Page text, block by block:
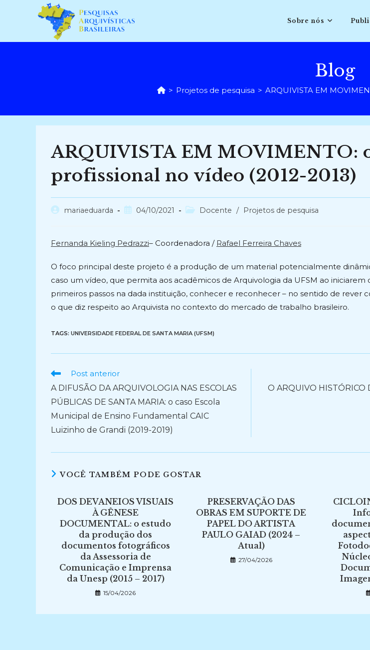
conteúdo
Sobre nós
Blog
> Projetos de pesquisa > ARQUIVISTA EM
ARQUIVISTA EM MOVIMENTO:
profissional no vídeo (2012-2013)
Autormariaeduarda
Post04/10/2021
Categoria
Docente / Projetos de pesquisa
Fernanda Kieling Pedrazzi– Coordenadora / Rafael Ferreira Chaves
O foco principal deste projeto é a produção de um material potencialmente
caso um vídeo, que permita aos acadêmicos de Arquivologia da UFSM ao iniciarem
primeiros passos na dada instituição, conhecer e reconhecer – no sentido de rever
o que diz respeito ao Arquivista no contexto do mercado de trabalho brasileiro.
TAGS: UNIVERSIDADE FEDERAL DE SANTA MARIA (UFSM)
Ler
artigos
Post anterior
A DIFUSÃO DA ARQUIVOLOGIA NAS ESCOLAS
PÚBLICAS DE SANTA MARIA: o caso Escola
Municipal de Ensino Fundamental CAIC
Luizinho de Grandi (2019-2019)
O ARQUIVO HISTÓRICO
VOCÊ TAMBÉM PODE GOSTAR
DOS DEVANEIOS VISUAIS
À GÊNESE
DOCUMENTAL: o estudo
da produção dos
documentos fotográficos
da Assessoria de
Comunicação e Imprensa
da Unesp (2015 – 2017)
15/04/2026
PRESERVAÇÃO DAS
OBRAS EM SUPORTE DE
PAPEL DO ARTISTA
PAULO GAIAD (2024 –
Atual)
27/04/2026